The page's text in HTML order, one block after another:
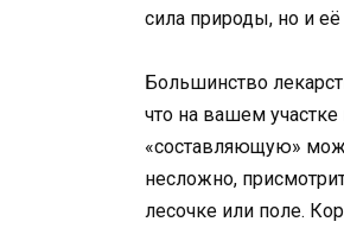
сила природы, но и её
Большинство
что на вашем
«составляющую»
несложно,
лесочке или поле.